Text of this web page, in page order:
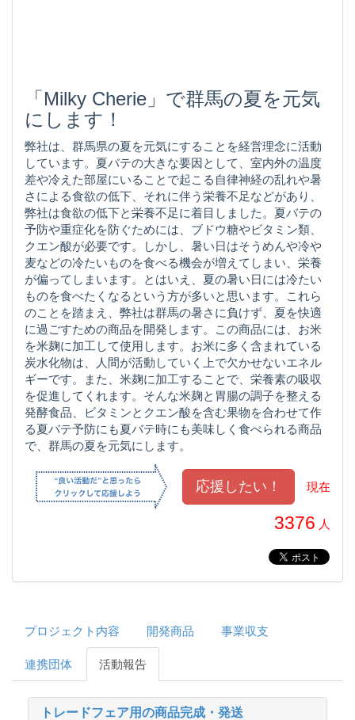
「Milky Cherie」で群馬の夏を元気
にします！
弊社は、群馬県の夏を元気にすることを経営理念に活動
しています。夏バテの大きな要因として、室内外の温度
差や冷えた部屋にいることで起こる自律神経の乱れや暑
さによる食欲の低下、それに伴う栄養不足などがあり、
弊社は食欲の低下と栄養不足に着目しました。夏バテの
予防や重症化を防ぐためには、ブドウ糖やビタミン類、
クエン酸が必要です。しかし、暑い日はそうめんや冷や
麦などの冷たいものを食べる機会が増えてしまい、栄養
が偏ってしまいます。とはいえ、夏の暑い日には冷たい
ものを食べたくなるという方が多いと思います。これら
のことを踏まえ、弊社は群馬の暑さに負けず、夏を快適
に過ごすための商品を開発します。この商品には、お米
を米麹に加工して使用します。お米に多く含まれている
炭水化物は、人間が活動していく上で欠かせないエネル
ギーです。また、米麹に加工することで、栄養素の吸収
を促進してくれます。そんな米麹と胃腸の調子を整える
発酵食品、ビタミンとクエン酸を含む果物を合わせて作
る夏バテ予防にも夏バテ時にも美味しく食べられる商品
で、群馬の夏を元気にします。
現在
3376 人
プロジェクト内容 開発商品 事業収支
連携団体 活動報告
トレードフェア用の商品完成・発送